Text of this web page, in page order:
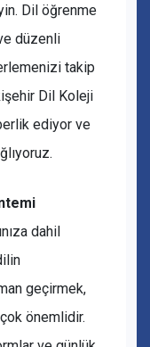
Dil öğrenme
düzenli
takip
Dil Koleji
ediyor ve
dahil
geçirmek,
önemlidir.